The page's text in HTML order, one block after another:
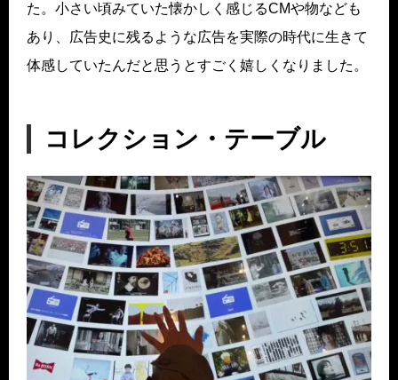
た。小さい頃みていた懐かしく感じるCMや物なども
あり、広告史に残るような広告を実際の時代に生きて
体感していたんだと思うとすごく嬉しくなりました。
コレクション・テーブル